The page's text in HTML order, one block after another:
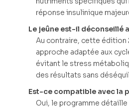
réponse insulinique
Le jeûne est-il déconseillé
Au contraire, cette édition
approche adaptée aux
évitant le stress
des résultats sans
Est-ce compatible avec la
Oui, le programme